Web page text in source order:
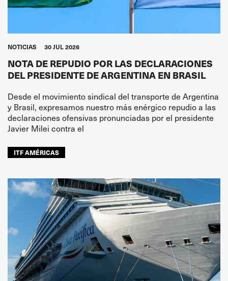
NOTICIAS 30 JUL 2026
NOTA DE REPUDIO POR LAS DECLARACIONES
DEL PRESIDENTE DE ARGENTINA EN BRASIL
Desde el movimiento sindical del transporte de Argentina
y Brasil, expresamos nuestro más enérgico repudio a las
declaraciones ofensivas pronunciadas por el presidente
Javier Milei contra el
ITF AMÉRICAS